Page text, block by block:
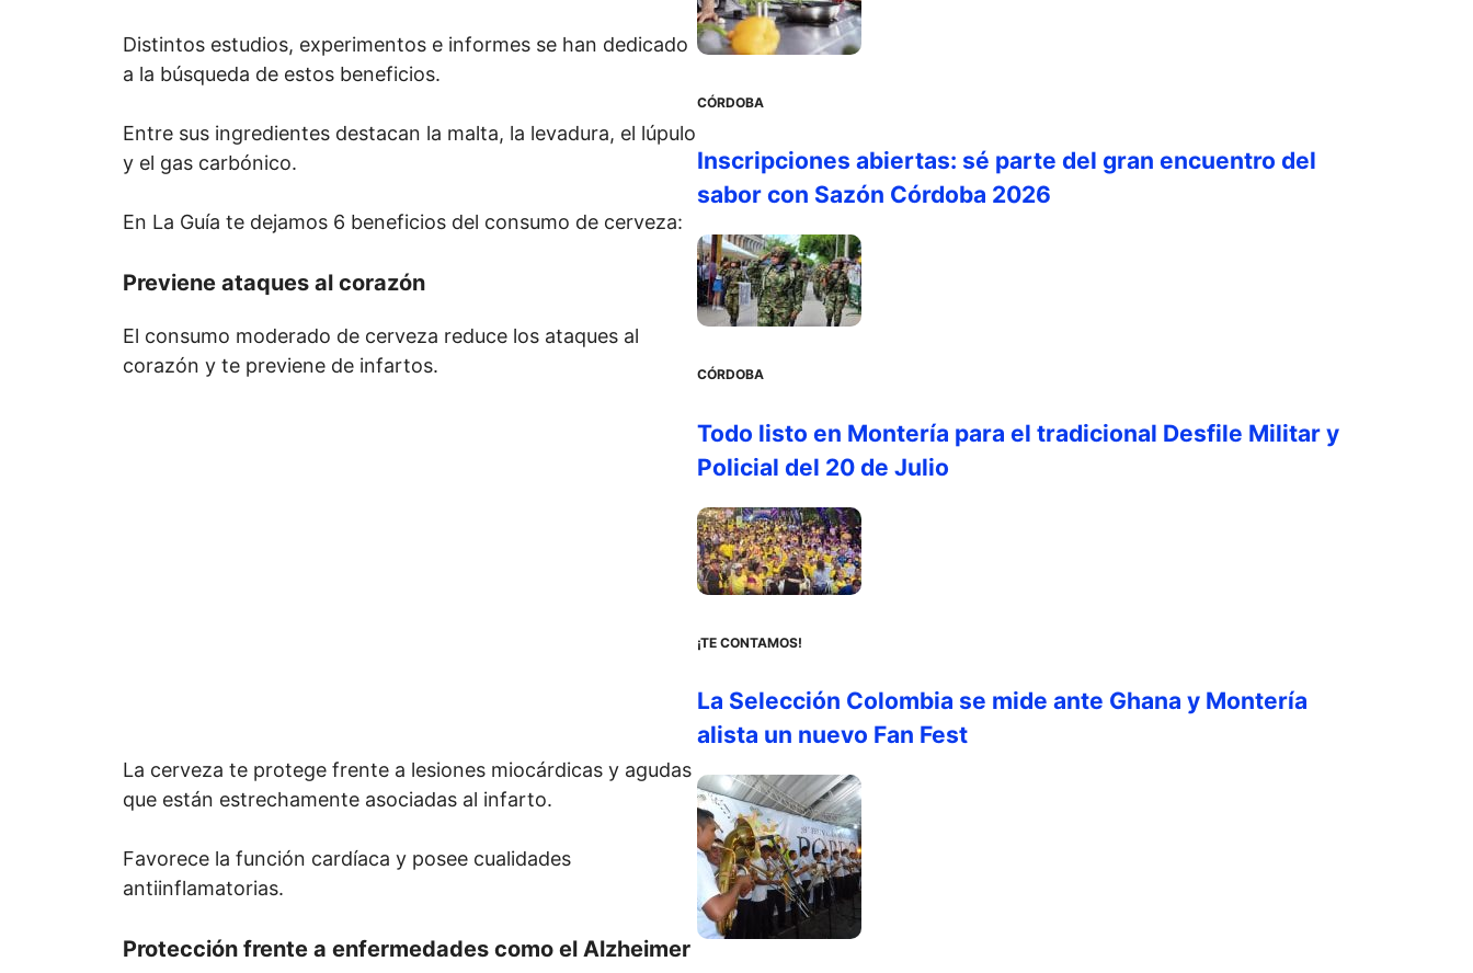
Distintos estudios, experimentos e informes se han dedicado
a la búsqueda de estos beneficios.
Entre sus ingredientes destacan la malta, la levadura, el lúpulo
y el gas carbónico.
En La Guía te dejamos 6 beneficios del consumo de cerveza:
Previene ataques al corazón
El consumo moderado de cerveza reduce los ataques al
corazón y te previene de infartos.
La cerveza te protege frente a lesiones miocárdicas y agudas
que están estrechamente asociadas al infarto.
Favorece la función cardíaca y posee cualidades
antiinflamatorias.
Protección frente a enfermedades como el Alzheimer
CÓRDOBA
Inscripciones abiertas: sé parte del gran encuentro del
sabor con Sazón Córdoba 2026
CÓRDOBA
Todo listo en Montería para el tradicional Desfile Militar y
Policial del 20 de Julio
¡TE CONTAMOS!
La Selección Colombia se mide ante Ghana y Montería
alista un nuevo Fan Fest